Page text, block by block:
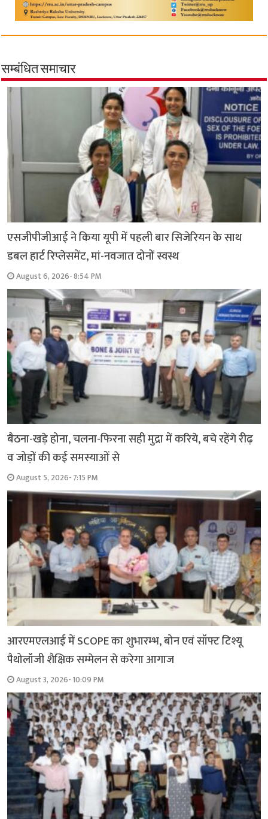
सम्बंधित समाचार
एसजीपीजीआई ने किया यूपी में पहली बार सिजेरियन के साथ
डबल हार्ट रिप्लेसमेंट, मां-नवजात दोनों स्वस्थ
August 6, 2026- 8:54 PM
बैठना-खड़े होना, चलना-फिरना सही मुद्रा में करिये, बचे रहेंगे रीढ़
व जोड़ों की कई समस्याओं से
August 5, 2026- 7:15 PM
आरएमएलआई में SCOPE का शुभारम्भ, बोन एवं सॉफ्ट टिश्यू
पैथोलॉजी शैक्षिक सम्मेलन से करेगा आगाज
August 3, 2026- 10:09 PM